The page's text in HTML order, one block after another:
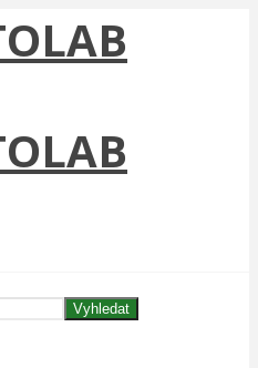
Vyhledat